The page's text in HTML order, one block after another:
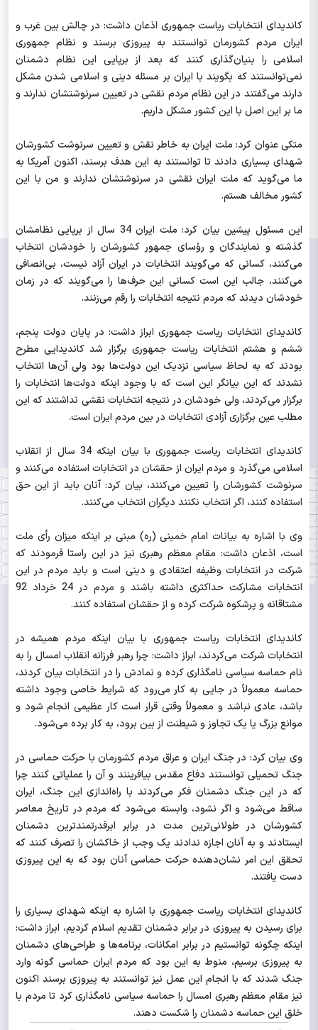
کاندیدای انتخابات ریاست‌ جمهوری اذعان داشت: در چالش بین غرب و
ایران مردم کشورمان توانستند به پیروزی برسند و نظام جمهوری
اسلامی را بنیان‌گذاری کنند که بعد از برپایی این نظام دشمنان
نمی‌توانستند که بگویند با ایران بر مسئله دینی و اسلامی شدن مشکل
دارند می‌گفتند در این نظام مردم نقشی در تعیین سرنوشتشان ندارند و
ما بر این اصل با این کشور مشکل داریم.
متکی عنوان کرد: ملت ایران به خاطر نقش و تعیین سرنوشت کشورشان
شهدای بسیاری دادند تا توانستند به این هدف برسند، اکنون آمریکا به
ما می‌گوید که ملت ایران نقشی در سرنوشتشان ندارند و من با این
کشور مخالف هستم.
این مسئول پیشین بیان کرد: ملت ایران 34 سال از برپایی نظامشان
گذشته و نمایندگان و رؤسای جمهور کشورشان را خودشان انتخاب
می‌کنند، کسانی که می‌گویند انتخابات در ایران آزاد نیست، بی‌انصافی
می‌کنند، جالب این است کسانی این حرف‌ها را می‌گویند که در زمان
خودشان دیدند که مردم نتیجه انتخابات را رقم می‌زنند.
کاندیدای انتخابات ریاست‌ جمهوری ابراز داشت: در پایان دولت پنجم،
ششم و هشتم انتخابات ریاست جمهوری برگزار شد کاندیدایی مطرح
بودند که به لحاظ سیاسی نزدیک این دولت‌ها بود ولی آن‌ها انتخاب
نشدند که این بیانگر این است که با وجود اینکه دولت‌ها انتخابات را
برگزار می‌کردند، ولی خودشان در نتیجه انتخابات نقشی نداشتند که این
مطلب عین برگزاری آزادی انتخابات در بین مردم ایران است.
کاندیدای انتخابات ریاست‌ جمهوری با بیان اینکه 34 سال از انقلاب
اسلامی می‌گذرد و مردم ایران از حقشان در انتخابات استفاده می‌کنند و
سرنوشت کشورشان را تعیین می‌کنند، بیان کرد: آنان باید از این حق
استفاده کنند، اگر انتخاب نکنند دیگران انتخاب می‌کنند.
وی با اشاره به بیانات امام خمینی (ره) مبنی بر اینکه میزان رأی ملت
است، اذعان داشت: مقام معظم رهبری نیز در این راستا فرمودند که
شرکت در انتخابات وظیفه اعتقادی و دینی است و باید مردم در این
انتخابات مشارکت حداکثری داشته باشند و مردم در 24 خرداد 92
مشتاقانه و پرشکوه شرکت کرده و از حقشان استفاده کنند.
کاندیدای انتخابات ریاست‌ جمهوری با بیان اینکه مردم همیشه در
انتخابات شرکت می‌کردند، ابراز داشت: چرا رهبر فرزانه انقلاب امسال را به
نام حماسه سیاسی نامگذاری کرده و نمادش را در انتخابات بیان کردند،
حماسه معمولاً در جایی به کار می‌رود که شرایط خاصی وجود داشته
باشد، عادی نباشد و معمولاً وقتی قرار است کار عظیمی انجام شود و
موانع بزرگ یا یک تجاوز و شیطنت از بین برود، به کار برده می‌شود.
وی بیان کرد: در جنگ ایران و عراق مردم کشورمان با حرکت حماسی در
جنگ تحمیلی توانستند دفاع مقدس بیافرینند و آن را عملیاتی کنند چرا
که در این جنگ دشمنان فکر می‌کردند با راه‌اندازی این جنگ، ایران
ساقط می‌شود و اگر نشود، وابسته می‌شود که مردم در تاریخ معاصر
کشورشان در طولانی‌ترین مدت در برابر ابرقدرتمندترین دشمنان
ایستادند و به آنان اجازه ندادند یک وجب از خاکشان را تصرف کنند که
تحقق این امر نشان‌دهنده حرکت حماسی آنان بود که به این پیروزی
دست یافتند.
کاندیدای انتخابات ریاست‌ جمهوری با اشاره به اینکه شهدای بسیاری را
برای رسیدن به پیروزی در برابر دشمنان تقدیم اسلام کردیم، ابراز داشت:
اینکه چگونه توانستیم در برابر امکانات، برنامه‌ها و طراحی‌های دشمنان
به پیروزی برسیم، منوط به این بود که مردم ایران حماسی گونه وارد
جنگ شدند که با انجام این عمل نیز توانستند به پیروزی برسند اکنون
نیز مقام معظم رهبری امسال را حماسه سیاسی نامگذاری کرد تا مردم با
خلق این حماسه دشمنان را شکست دهند.